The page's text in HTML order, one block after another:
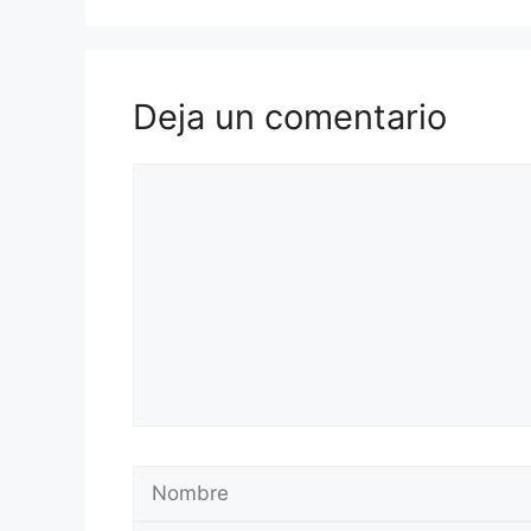
Deja un comentario